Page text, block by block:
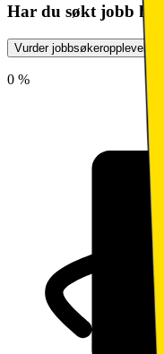
Har du søkt jobb her?
Vurder jobbsøkeropplevelse
0 %